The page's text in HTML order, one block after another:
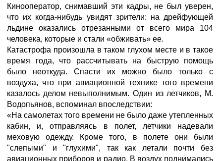
Кинооператор, снимавший эти кадры, не был уверен,
что их когда-нибудь увидят зрители: на дрейфующей
льдине оказались отрезанными от всего мира 104
человека, которые и стали «обживать» ее.
Катастрофа произошла в таком глухом месте и в такое
время года, что рассчитывать на быструю помощь
было неоткуда. Спасти их можно было только с
воздуха, что при авиационной технике того времени
казалось делом невыполнимым. Один из летчиков, М.
Водопьянов, вспоминал впоследствии:
«На самолетах того времени не было даже утепленных
кабин, и, отправляясь в полет, летчики надевали
меховую одежду. Кроме того, в полете они были
"слепыми" и "глухими", так как летали почти без
авиационных приборов и радио. В воздух поднимались